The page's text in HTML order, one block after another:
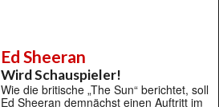
Ed Sheeran
Wird Schauspieler!
Wie die britische „The Sun“ berichtet, soll
Ed Sheeran demnächst einen Auftritt im